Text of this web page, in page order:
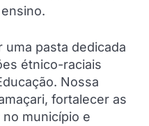
uma pasta dedicada
étnico-raciais
Nossa
fortalecer as
município e